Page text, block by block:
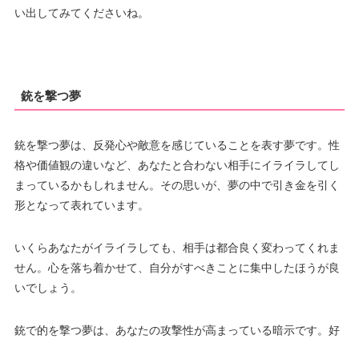
い出してみてくださいね。
銃を撃つ夢
銃を撃つ夢は、反発心や敵意を感じていることを表す夢です。性
格や価値観の違いなど、あなたと合わない相手にイライラしてし
まっているかもしれません。その思いが、夢の中で引き金を引く
形となって表れています。
いくらあなたがイライラしても、相手は都合良く変わってくれま
せん。心を落ち着かせて、自分がすべきことに集中したほうが良
いでしょう。
銃で的を撃つ夢は、あなたの攻撃性が高まっている暗示です。好